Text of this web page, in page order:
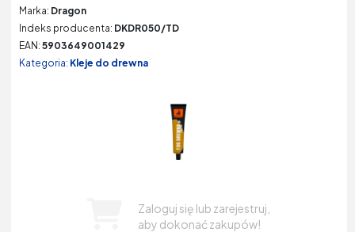
Marka: Dragon
Indeks producenta: DKDR050/TD
EAN: 5903649001429
Kategoria: Kleje do drewna
Zaloguj się lub zarejestruj,
aby dokonać zakupów!